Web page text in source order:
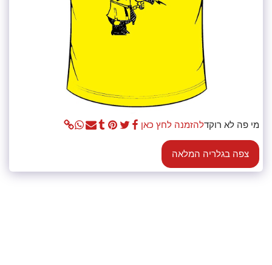
מי פה לא רוקדלהזמנה לחץ כאן
צפה בגלריה המלאה